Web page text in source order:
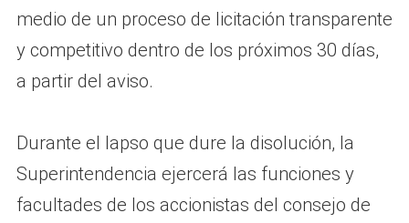
medio de un proceso de licitación transparente
y competitivo dentro de los próximos 30 días,
a partir del aviso.
Durante el lapso que dure la disolución, la
Superintendencia ejercerá las funciones y
facultades de los accionistas del consejo de